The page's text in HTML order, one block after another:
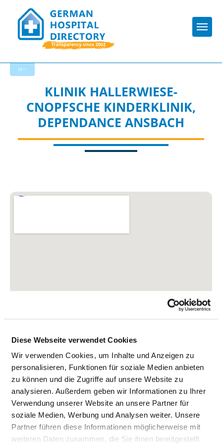
Diese Webseite verwendet Cookies
Wir verwenden Cookies, um Inhalte und Anzeigen zu
personalisieren, Funktionen für soziale Medien anbieten
zu können und die Zugriffe auf unsere Website zu
analysieren. Außerdem geben wir Informationen zu Ihrer
Verwendung unserer Website an unsere Partner für
soziale Medien, Werbung und Analysen weiter. Unsere
Partner führen diese Informationen möglicherweise mit
weiteren Daten zusammen, die Sie ihnen bereitgestellt
KLINIK HALLERWIESE-
CNOPFSCHE KINDERKLINIK,
DEPENDANCE ANSBACH
Escherichstr. 1
91522 Ansbach
Phone:0911-3340-5010
Mail:ed.oenokaid@FG-CHK.CHK